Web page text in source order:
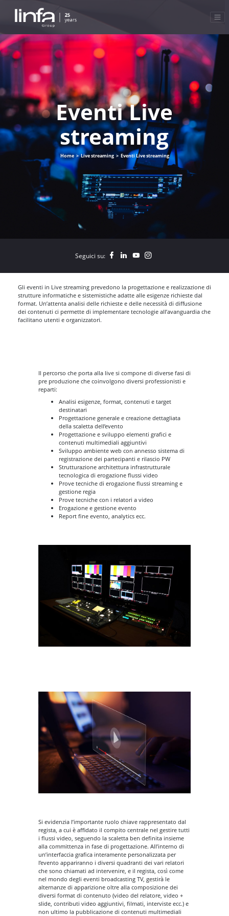
Eventi Live
streaming
Home > Live streaming > Eventi Live streaming
Seguici su:
Gli eventi in Live streaming prevedono la progettazione e realizzazione di
strutture informatiche e sistemistiche adatte alle esigenze richieste dal
format. Un’attenta analisi delle richieste e delle necessità di diffusione
dei contenuti ci permette di implementare tecnologie all’avanguardia che
facilitano utenti e organizzatori.
Il percorso che porta alla live si compone di diverse fasi di
pre produzione che coinvolgono diversi professionisti e
reparti:
Analisi esigenze, format, contenuti e target
destinatari
Progettazione generale e creazione dettagliata
della scaletta dell’evento
Progettazione e sviluppo elementi grafici e
contenuti multimediali aggiuntivi
Sviluppo ambiente web con annesso sistema di
registrazione dei partecipanti e rilascio PW
Strutturazione architettura infrastrutturale
tecnologica di erogazione flussi video
Prove tecniche di erogazione flussi streaming e
gestione regia
Prove tecniche con i relatori a video
Erogazione e gestione evento
Report fine evento, analytics ecc.
Si evidenzia l’importante ruolo chiave rappresentato dal
regista, a cui è affidato il compito centrale nel gestire tutti
i flussi video, seguendo la scaletta ben definita insieme
alla committenza in fase di progettazione. All’interno di
un’interfaccia grafica interamente personalizzata per
l’evento appariranno i diversi quadranti dei vari relatori
che sono chiamati ad intervenire, e il regista, così come
nel mondo degli eventi broadcasting TV, gestirà le
alternanze di apparizione oltre alla composizione dei
diversi format di contenuto (video del relatore, video +
slide, contributi video aggiuntivi, filmati, interviste ecc.) e
non ultimo la pubblicazione di contenuti multimediali